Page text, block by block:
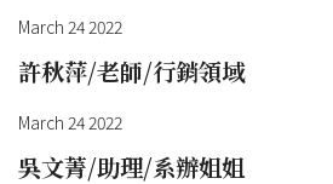
March 24 2022
許秋萍/老師/行銷領域
March 24 2022
吳文菁/助理/系辦姐姐